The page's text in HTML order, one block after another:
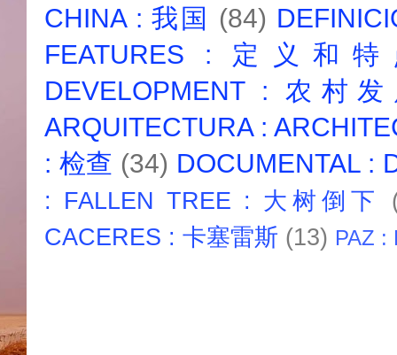
CHINA : 我国 (84)
FEATURES : 定义和
DEVELOPMENT : 农村
ARQUITECTURA :
: 检查 (34) DOCUMENTAL :
: FALLEN TREE : 大树倒下
CACERES : 卡塞雷斯 (13) PAZ :